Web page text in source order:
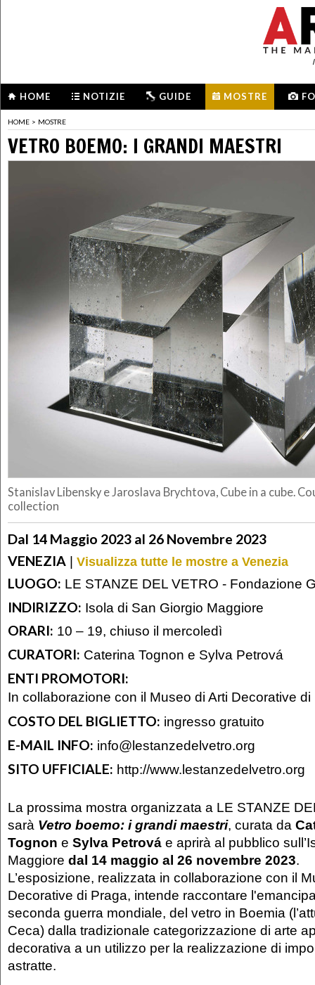
HOME NOTIZIE GUIDE MOSTRE
HOME > MOSTRE
VETRO BOEMO: I GRANDI MAESTRI
Stanislav Libensky e Jaroslava Brychtova, Cube in a cube.
collection
Dal 14 Maggio 2023 al 26 Novembre 2023
VENEZIA | Visualizza tutte le mostre a Venezia
LUOGO: LE STANZE DEL VETRO - Fondazione
INDIRIZZO: Isola di San Giorgio Maggiore
ORARI: 10 – 19, chiuso il mercoledì
CURATORI: Caterina Tognon e Sylva Petrová
ENTI PROMOTORI:
In collaborazione con il Museo di Arti Decorative di
COSTO DEL BIGLIETTO: ingresso gratuito
E-MAIL INFO: info@lestanzedelvetro.org
SITO UFFICIALE: http://www.lestanzedelvetro.org
La prossima mostra organizzata a LE STANZE
sarà Vetro boemo: i grandi maestri, curata da
Tognon e Sylva Petrová e aprirà al pubblico
Maggiore dal 14 maggio al 26 novembre 2023.
L’esposizione, realizzata in collaborazione con il
Decorative di Praga, intende raccontare
seconda guerra mondiale, del vetro in Boemia
Ceca) dalla tradizionale categorizzazione di arte
decorativa a un utilizzo per la realizzazione di
astratte.